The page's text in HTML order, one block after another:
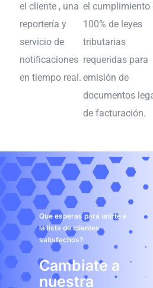
el cliente , una
reportería y
servicio de
notificaciones
en tiempo real.
el cumplimiento
100% de leyes
tributarias
requeridas para
emisión de
documentos
de facturación.
Que esperas para unirte a
la lista de clientes
satisfechos?
Cambiate a
nuestra